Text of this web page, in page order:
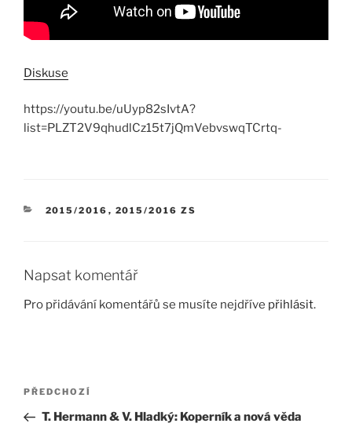
Diskuse
https://youtu.be/uUyp82sIvtA?
list=PLZT2V9qhudlCz15t7jQmVebvswqTCrtq-
RUBRIKY
2015/2016 , 2015/2016 ZS
Napsat komentář
Pro přidávání komentářů se musíte nejdříve přihlásit.
Navigace
příspěvek
Předchozí
příspěvek
PŘEDCHOZÍ
T. Hermann & V. Hladký: Koperník a nová věda